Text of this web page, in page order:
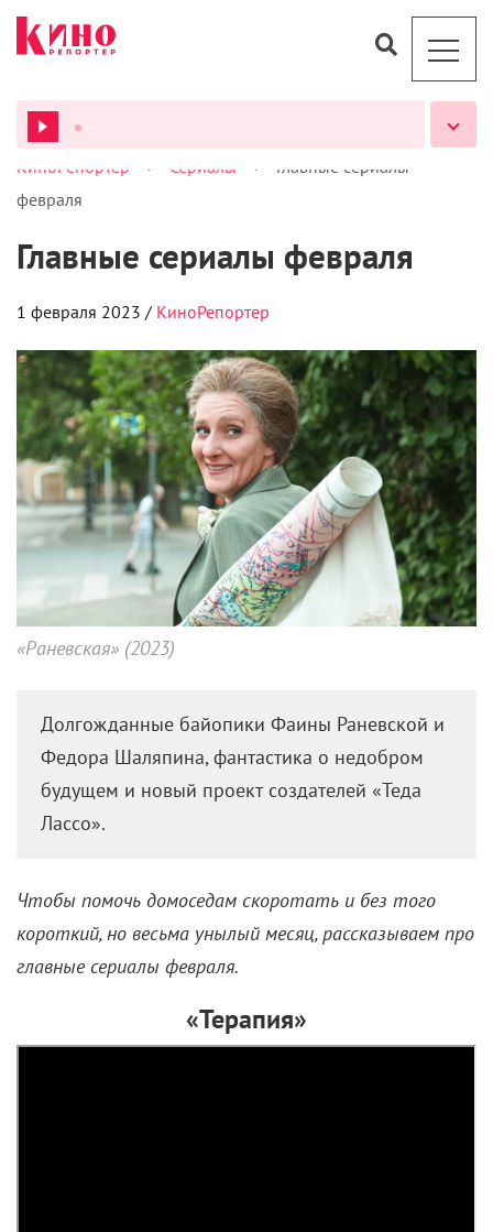
ВСЕ ПОДКАСТЫ
КиноРепортер > Сериалы >
Главные сериалы
февраля
Главные сериалы февраля
1 февраля 2023 / КиноРепортер
«Раневская» (2023)
Долгожданные байопики Фаины Раневской и
Федора Шаляпина, фантастика о недобром
будущем и новый проект создателей «Теда
Лассо».
Чтобы помочь домоседам скоротать и без того
короткий, но весьма унылый месяц, рассказываем про
главные сериалы февраля.
«Терапия»